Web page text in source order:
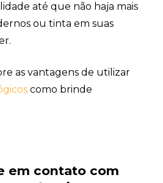
até que não haja mais
ou tinta em suas
as vantagens de utilizar
como brinde
em contato com